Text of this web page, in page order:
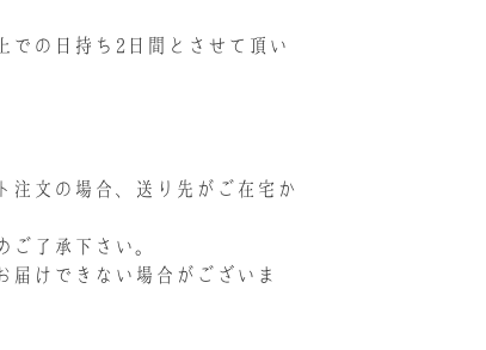
の日持ち2日間とさせて頂い
文の場合、送り先がご在宅か
了承下さい。
けできない場合がございま